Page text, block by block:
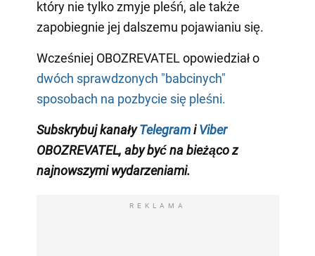
który nie tylko zmyje pleśń, ale także
zapobiegnie jej dalszemu pojawianiu się.
Wcześniej OBOZREVATEL opowiedział o
dwóch sprawdzonych "babcinych"
sposobach na pozbycie się pleśni.
Subskrybuj kanałyTelegramiViber
OBOZREVATEL, aby być na bieżąco z
najnowszymi wydarzeniami.
REKLAMA